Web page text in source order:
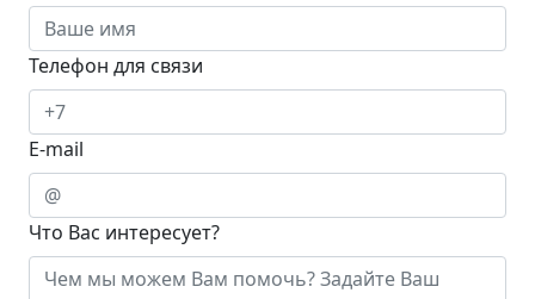
Телефон для связи
E-mail
Что Вас интересует?